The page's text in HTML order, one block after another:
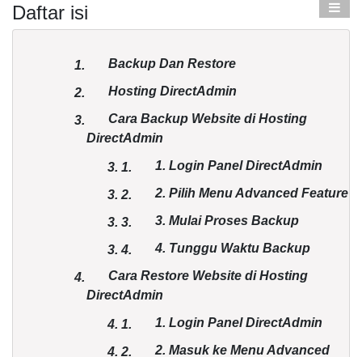
Daftar isi
1. Backup Dan Restore
2. Hosting DirectAdmin
3.
Cara Backup Website di Hosting
DirectAdmin
3. 1. 1. Login Panel DirectAdmin
3. 2. 2. Pilih Menu Advanced Feature
3. 3. 3. Mulai Proses Backup
3.4. 4. Tunggu Waktu Backup
4.
Cara Restore Website di Hosting
DirectAdmin
4. 1. 1. Login Panel DirectAdmin
4. 2.
2. Masuk ke Menu Advanced